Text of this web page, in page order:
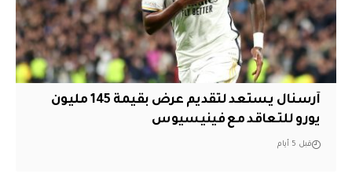
آرسنال يستعد لتقديم عرض بقيمة 145 مليون
يورو للتعاقد مع فينيسيوس
قبل 5 أيام